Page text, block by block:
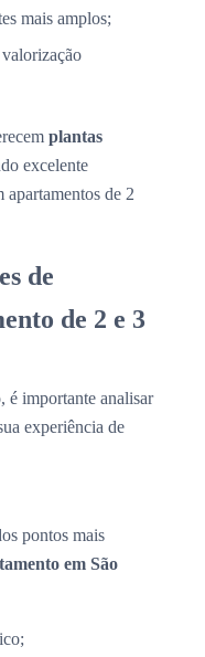
mais amplos;
plantas
excelente
apartamentos de 2
de
de 2 e 3
é importante analisar
experiência de
pontos mais
em São